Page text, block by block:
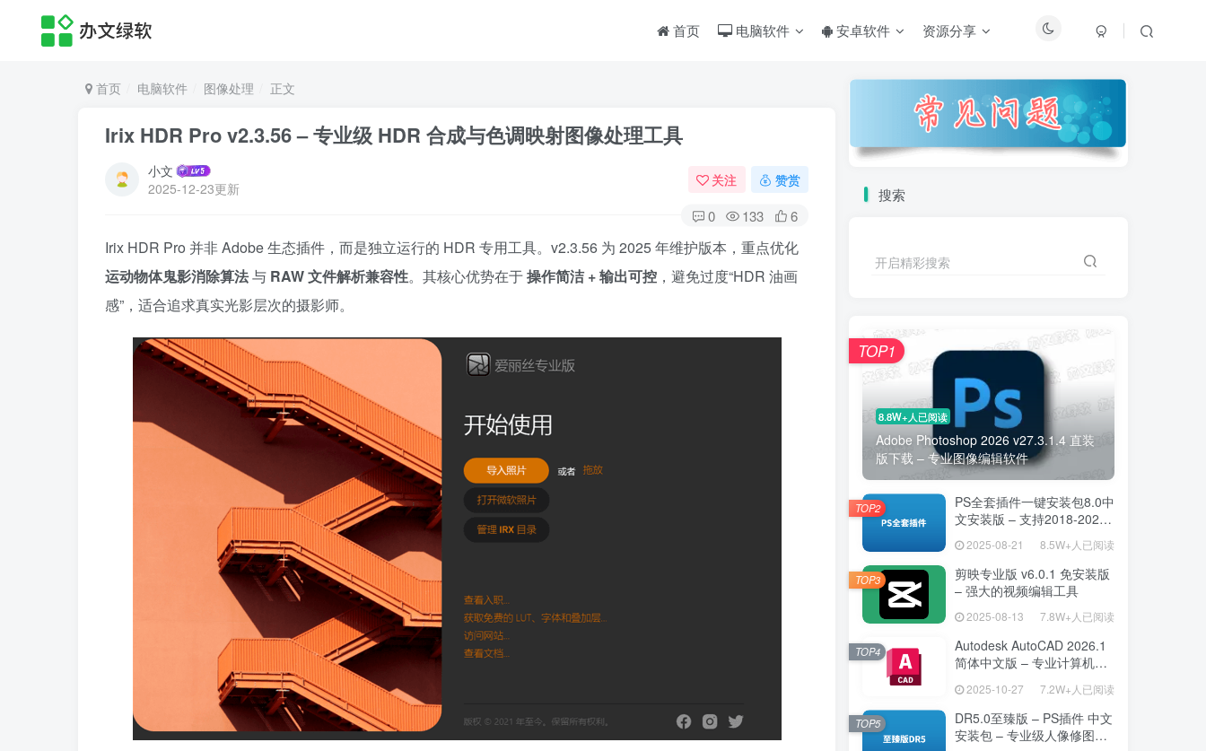
首页 电脑软件 安卓软件 资源分享
首页 电脑软件 图像处理 正文
Irix HDR Pro v2.3.56 – 专业级 HDR 合成与色调映射图像处理工具
小文
2025-12-23更新
关注 赞赏
0 133 6
Irix HDR Pro 并非 Adobe 生态插件，而是独立运行的 HDR 专用工具。v2.3.56 为 2025 年维护版本，重点优化
运动物体鬼影消除算法与 RAW 文件解析兼容性。其核心优势在于操作简洁 + 输出可控 ，避免过度“HDR 油画
感”，适合追求真实光影层次的摄影师。
搜索
开启精彩搜索
8.8W+人已阅读
Adobe Photoshop 2026 v27.3.1.4 直装
版下载 – 专业图像编辑软件
TOP1
PS全套插件一键安装包8.0中
文安装版 – 支持2018-2025
– 提升设计效率
2025-08-21 8.5W+人已阅读
TOP2
剪映专业版 v6.0.1 免安装版
– 强大的视频编辑工具
2025-08-13 7.8W+人已阅读
TOP3
Autodesk AutoCAD 2026.1
简体中文版 – 专业计算机辅
2025-10-27 7.2W+人已阅读
TOP4
DR5.0至臻版 – PS插件 中文
安装包 – 专业级人像修图工
TOP5